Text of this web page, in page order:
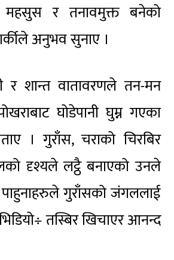
महसुस र तनावमुक्त बनेको
अनुभव सुनाए ।
र शान्त वातावरणले तन-मन
घोडेपानी घुम्न गएका
। गुराँस, चराको चिरबिर
दृश्यले लट्ठै बनाएको उनले
गुराँसको जंगललाई
तस्बिर खिचाएर आनन्द